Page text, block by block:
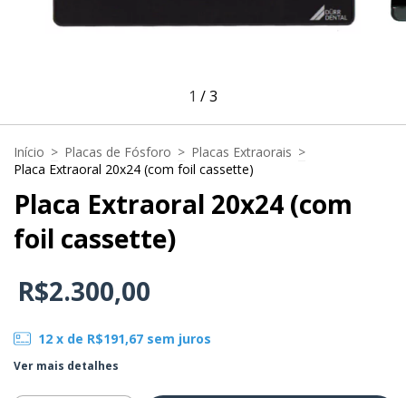
1 /3
Início > Placas de Fósforo > Placas Extraorais >
Placa Extraoral 20x24 (com foil cassette)
Placa Extraoral 20x24 (com
foil cassette)
R$2.300,00
12 x de R$191,67 sem juros
Ver mais detalhes